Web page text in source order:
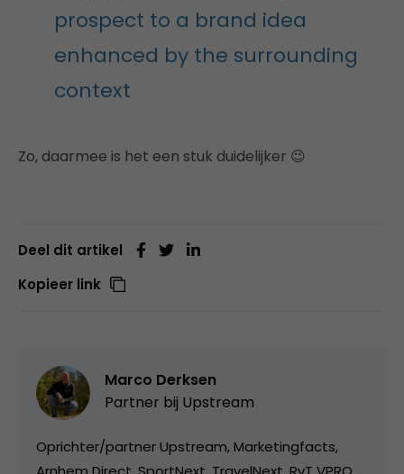
prospect to a brand idea
enhanced by the surrounding
context
Zo, daarmee is het een stuk duidelijker 😉
Deel dit artikel
Kopieer link
Marco Derksen
Partner bij Upstream
Oprichter/partner Upstream, Marketingfacts,